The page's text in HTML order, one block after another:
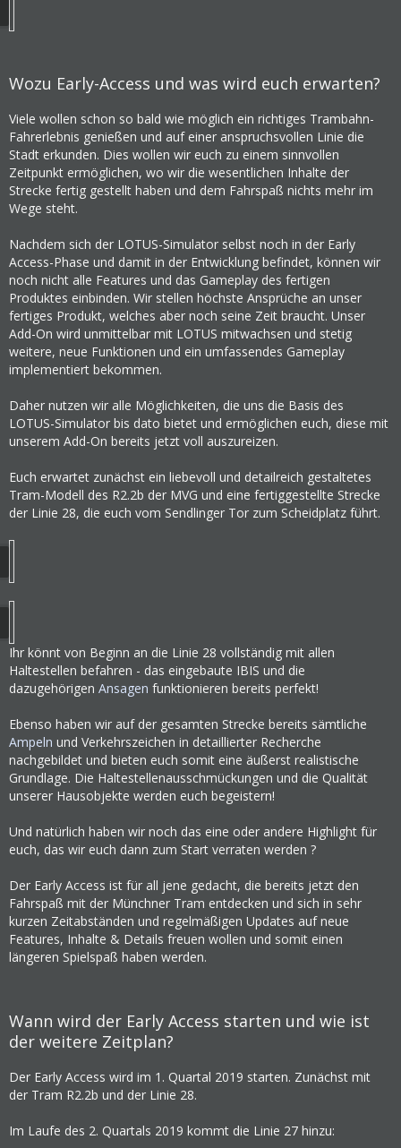
Wozu Early-Access und was wird euch erwarten?
Viele wollen schon so bald wie möglich ein richtiges Trambahn-
Fahrerlebnis genießen und auf einer anspruchsvollen Linie die
Stadt erkunden. Dies wollen wir euch zu einem sinnvollen
Zeitpunkt ermöglichen, wo wir die wesentlichen Inhalte der
Strecke fertig gestellt haben und dem Fahrspaß nichts mehr im
Wege steht.
Nachdem sich der LOTUS-Simulator selbst noch in der Early
Access-Phase und damit in der Entwicklung befindet, können wir
noch nicht alle Features und das Gameplay des fertigen
Produktes einbinden. Wir stellen höchste Ansprüche an unser
fertiges Produkt, welches aber noch seine Zeit braucht. Unser
Add-On wird unmittelbar mit LOTUS mitwachsen und stetig
weitere, neue Funktionen und ein umfassendes Gameplay
implementiert bekommen.
Daher nutzen wir alle Möglichkeiten, die uns die Basis des
LOTUS-Simulator bis dato bietet und ermöglichen euch, diese mit
unserem Add-On bereits jetzt voll auszureizen.
Euch erwartet zunächst ein liebevoll und detailreich gestaltetes
Tram-Modell des R2.2b der MVG und eine fertiggestellte Strecke
der Linie 28, die euch vom Sendlinger Tor zum Scheidplatz führt.
Ihr könnt von Beginn an die Linie 28 vollständig mit allen
Haltestellen befahren - das eingebaute IBIS und die
dazugehörigen Ansagen funktionieren bereits perfekt!
Ebenso haben wir auf der gesamten Strecke bereits sämtliche
Ampeln und Verkehrszeichen in detaillierter Recherche
nachgebildet und bieten euch somit eine äußerst realistische
Grundlage. Die Haltestellenausschmückungen und die Qualität
unserer Hausobjekte werden euch begeistern!
Und natürlich haben wir noch das eine oder andere Highlight für
euch, das wir euch dann zum Start verraten werden ?
Der Early Access ist für all jene gedacht, die bereits jetzt den
Fahrspaß mit der Münchner Tram entdecken und sich in sehr
kurzen Zeitabständen und regelmäßigen Updates auf neue
Features, Inhalte & Details freuen wollen und somit einen
längeren Spielspaß haben werden.
Wann wird der Early Access starten und wie ist
der weitere Zeitplan?
Der Early Access wird im 1. Quartal 2019 starten. Zunächst mit
der Tram R2.2b und der Linie 28.
Im Laufe des 2. Quartals 2019 kommt die Linie 27 hinzu: